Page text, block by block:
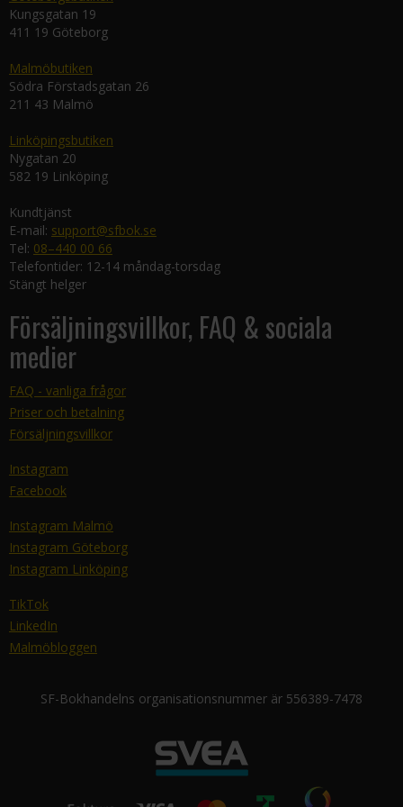
Kungsgatan 19
411 19 Göteborg
Malmöbutiken
Södra Förstadsgatan 26
211 43 Malmö
Linköpingsbutiken
Nygatan 20
582 19 Linköping
Kundtjänst
E-mail: support@sfbok.se
Tel: 08–440 00 66
Telefontider: 12-14 måndag-torsdag
Stängt helger
Försäljningsvillkor, FAQ & sociala
medier
FAQ - vanliga frågor
Priser och betalning
Försäljningsvillkor
Instagram
Facebook
Instagram Malmö
Instagram Göteborg
Instagram Linköping
TikTok
LinkedIn
Malmöbloggen
SF-Bokhandelns organisationsnummer är 556389-7478